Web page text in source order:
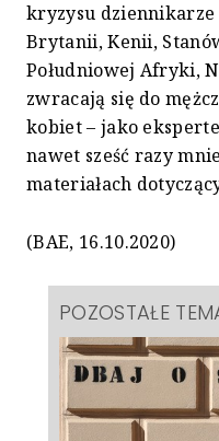
kryzysu
Brytanii, Kenii,
Południowej Afryki,
zwracają się do
kobiet – jako
nawet sześć razy
materiałach
(BAE, 16.10.2020)
POZOSTAŁE